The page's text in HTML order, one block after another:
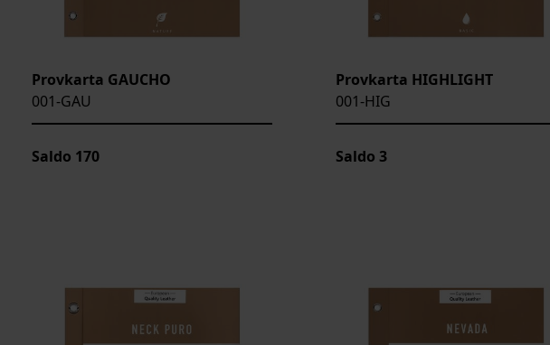
Provkarta GAUCHO
001-GAU
Saldo 170
Provkarta HIGHLIGHT
001-HIG
Saldo 3